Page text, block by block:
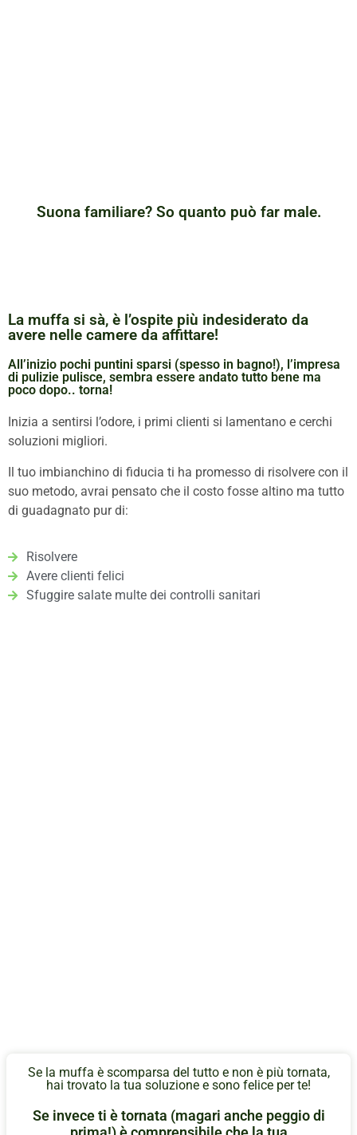
Suona familiare? So quanto può far male.
La muffa si sà, è l’ospite più indesiderato da
avere nelle camere da affittare!
All’inizio pochi puntini sparsi (spesso in bagno!), l’impresa
di pulizie pulisce, sembra essere andato tutto bene ma
poco dopo.. torna!
Inizia a sentirsi l’odore, i primi clienti si lamentano e cerchi
soluzioni migliori.
Il tuo imbianchino di fiducia ti ha promesso di risolvere con il
suo metodo, avrai pensato che il costo fosse altino ma tutto
di guadagnato pur di:
Risolvere
Avere clienti felici
Sfuggire salate multe dei controlli sanitari
Se la muffa è scomparsa del tutto e non è più tornata,
hai trovato la tua soluzione e sono felice per te!
Se invece ti è tornata (magari anche peggio di